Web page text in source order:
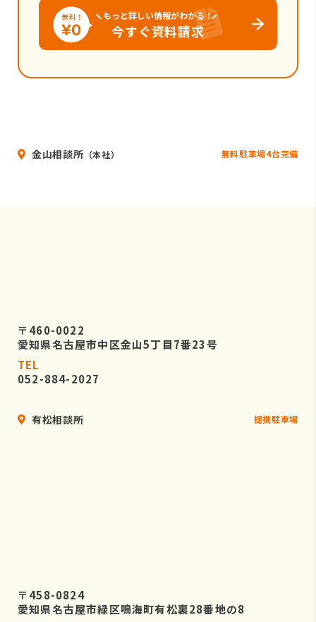
もっと詳しい情報がわかる！
今すぐ資料請求
金山相談所 （本社） 無料駐車場4台完備
〒460-0022
愛知県名古屋市中区金山5丁目7番23号
TEL
052-884-2027
有松相談所 提携駐車場
〒458-0824
愛知県名古屋市緑区鳴海町有松裏28番地の8